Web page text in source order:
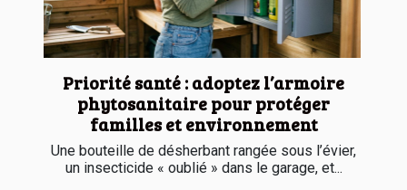
Priorité santé : adoptez l’armoire
phytosanitaire pour protéger
familles et environnement
Une bouteille de désherbant rangée sous l’évier,
un insecticide « oublié » dans le garage, et...